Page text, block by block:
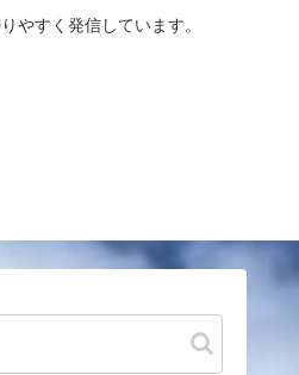
やすく発信しています。